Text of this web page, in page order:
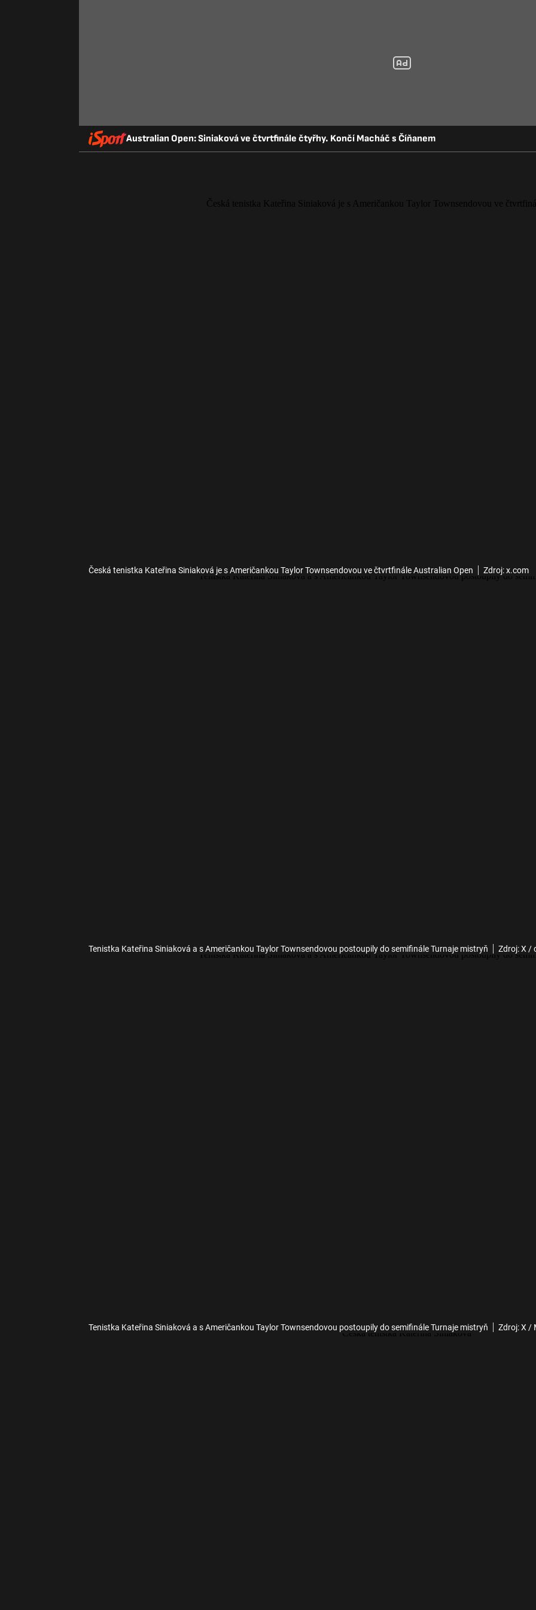
Australian Open: Siniaková ve čtvrtfinále čtyřhy. Končí Macháč s Číňanem
Česká tenistka Kateřina Siniaková je s Američankou Taylor Townsendovou ve čtvrtfinále Australian Open Zdroj: x.com
Tenistka Kateřina Siniaková a s Američankou Taylor Townsendovou postoupily do semifinále Turnaje mistryň Zdroj: X /
Tenistka Kateřina Siniaková a s Američankou Taylor Townsendovou postoupily do semifinále Turnaje mistryň Zdroj: X /